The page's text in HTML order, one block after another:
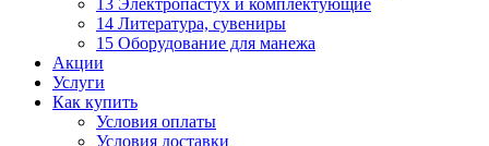
13 Электропастух и комплектующие
14 Литература, сувениры
15 Оборудование для манежа
Акции
Услуги
Как купить
Условия оплаты
Условия доставки